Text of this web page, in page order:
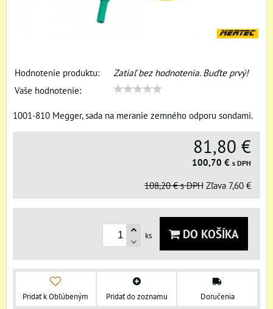
Hodnotenie produktu:
Zatiaľ bez hodnotenia. Buďte prvý!
Vaše hodnotenie:
1001-810 Megger, sada na meranie zemného odporu sondami.
81,80 €
100,70 € s DPH
108,20 € s DPH Zľava 7,60 €
ks DO KOŠÍKA
Pridať k Obľúbeným Pridať do zoznamu Doručenia